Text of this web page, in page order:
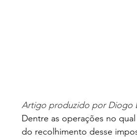
Artigo produzido por Diogo
Dentre as operações no
do recolhimento desse